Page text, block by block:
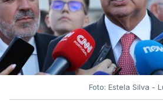
Foto: Estela Silva -